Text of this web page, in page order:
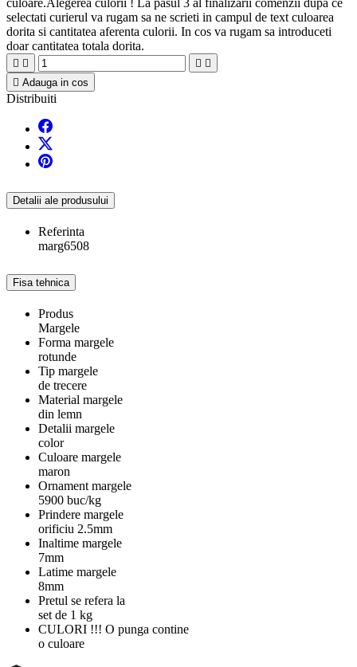
selectati curierul va rugam sa ne scrieti in campul de text culoarea
dorita si cantitatea aferenta culorii. In cos va rugam sa introduceti
doar cantitatea totala dorita.
   
 Adauga in cos
Distribuiti
Detalii ale produsului
Referinta
marg6508
Fisa tehnica
Produs
Margele
Forma margele
rotunde
Tip margele
de trecere
Material margele
din lemn
Detalii margele
color
Culoare margele
maron
Ornament margele
5900 buc/kg
Prindere margele
orificiu 2.5mm
Inaltime margele
7mm
Latime margele
8mm
Pretul se refera la
set de 1 kg
CULORI !!! O punga contine
o culoare